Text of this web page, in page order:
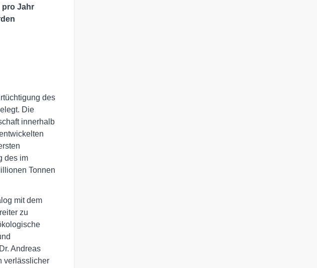
pro Jahr
des
Die
innerhalb
des im
Tonnen
mit dem
zu
Andreas
verlässlicher